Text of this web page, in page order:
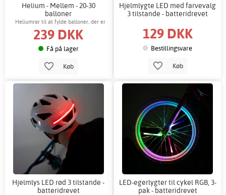
Helium - Mellem - 20-30
balloner
Heliumrør til at fylde balloner, der er
meget nemt at bruge! Dyse medfølger.
239 DKK
Få på lager
Køb
Hjelmlygte LED med farvevalg
3 tilstande - batteridrevet
129 DKK
Bestillingsvare
Køb
Hjelmlys LED rød 3 tilstande -
batteridrevet
LED-egerlygter til cykel RGB, 3-
pak - batteridrevet